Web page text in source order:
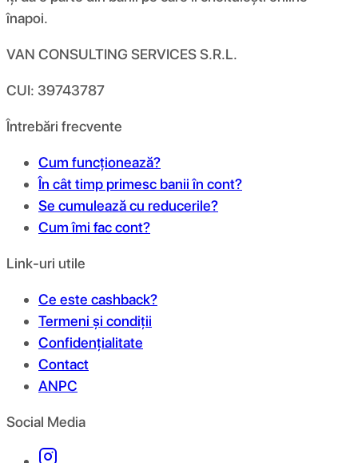
înapoi.
VAN CONSULTING SERVICES S.R.L.
CUI: 39743787
Întrebări frecvente
Cum funcționează?
În cât timp primesc banii în cont?
Se cumulează cu reducerile?
Cum îmi fac cont?
Link-uri utile
Ce este cashback?
Termeni și condiții
Confidențialitate
Contact
ANPC
Social Media